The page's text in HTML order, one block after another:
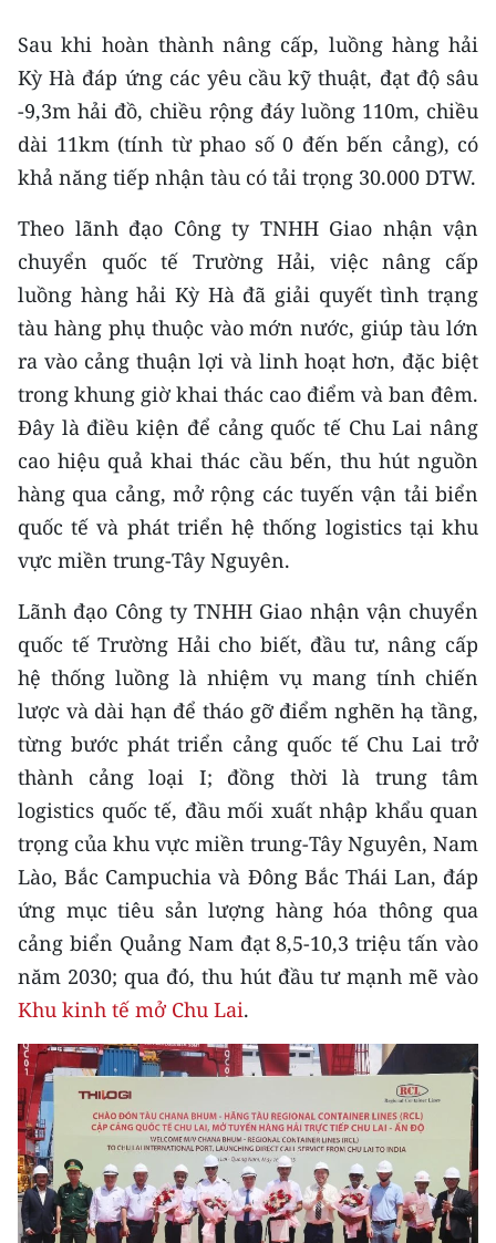
Media Khoa học - Công nghệ
Media Môi trường
Ảnh
TIN MỚI
TIN ĐỊA PHƯƠNG
Trung du và miền núi phía Bắc
Đồng bằng sông Hồng
Bắc Trung Bộ
Duyên hải Nam Trung Bộ và Tây
Nguyên
Đông Nam Bộ
Đồng bằng sông Cửu Long
Chuyên trang Hà Nội
Chuyên trang TP. Hồ Chí Minh
CÁC CHUYÊN TRANG
VỀ BÁO NHÂN DÂN
THỜI NAY
NHÂN DÂN CUỐI TUẦN
NHÂN DÂN HẰNG THÁNG
MUA BÁO
ĐỌC BÁO IN
Sau khi hoàn thành nâng cấp, luồng hàng hải
Kỳ Hà đáp ứng các yêu cầu kỹ thuật, đạt độ sâu
-9,3m hải đồ, chiều rộng đáy luồng 110m, chiều
dài 11km (tính từ phao số 0 đến bến cảng), có
khả năng tiếp nhận tàu có tải trọng 30.000 DTW.
Theo lãnh đạo Công ty TNHH Giao nhận vận
chuyển quốc tế Trường Hải, việc nâng cấp
luồng hàng hải Kỳ Hà đã giải quyết tình trạng
tàu hàng phụ thuộc vào mớn nước, giúp tàu lớn
ra vào cảng thuận lợi và linh hoạt hơn, đặc biệt
trong khung giờ khai thác cao điểm và ban đêm.
Đây là điều kiện để cảng quốc tế Chu Lai nâng
cao hiệu quả khai thác cầu bến, thu hút nguồn
hàng qua cảng, mở rộng các tuyến vận tải biển
quốc tế và phát triển hệ thống logistics tại khu
vực miền trung-Tây Nguyên.
Lãnh đạo Công ty TNHH Giao nhận vận chuyển
quốc tế Trường Hải cho biết, đầu tư, nâng cấp
hệ thống luồng là nhiệm vụ mang tính chiến
lược và dài hạn để tháo gỡ điểm nghẽn hạ tầng,
từng bước phát triển cảng quốc tế Chu Lai trở
thành cảng loại I; đồng thời là trung tâm
logistics quốc tế, đầu mối xuất nhập khẩu quan
trọng của khu vực miền trung-Tây Nguyên, Nam
Lào, Bắc Campuchia và Đông Bắc Thái Lan, đáp
ứng mục tiêu sản lượng hàng hóa thông qua
cảng biển Quảng Nam đạt 8,5-10,3 triệu tấn vào
năm 2030; qua đó, thu hút đầu tư mạnh mẽ vào
Khu kinh tế mở Chu Lai.